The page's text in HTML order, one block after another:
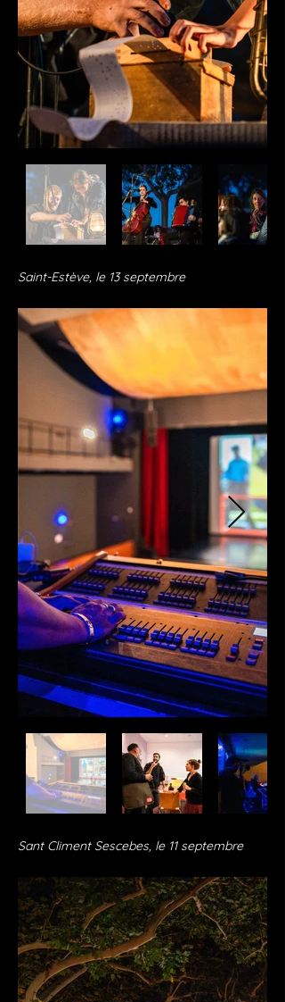
Saint-Estève, le 13 septembre
Sant Climent Sescebes, le 11 septembre